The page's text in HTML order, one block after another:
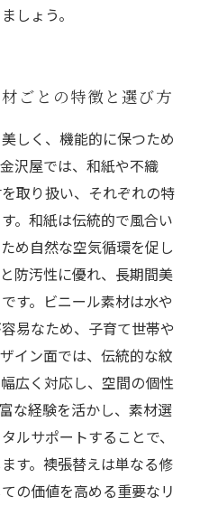
しょう。
ごとの特徴と選び方
しく、機能的に保つため
沢屋では、和紙や不織
取り扱い、それぞれの特
。和紙は伝統的で風合い
め自然な空気循環を促し
防汚性に優れ、長期間美
す。ビニール素材は水や
易なため、子育て世帯や
イン面では、伝統的な紋
広く対応し、空間の個性
な経験を活かし、素材選
ルサポートすることで、
す。襖張替えは単なる修
の価値を高める重要なリ